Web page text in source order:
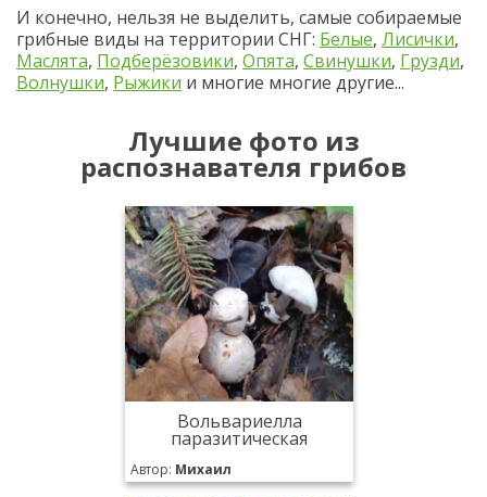
И конечно, нельзя не выделить, самые собираемые
грибные виды на территории СНГ: Белые, Лисички,
Маслята, Подберёзовики, Опята, Свинушки, Грузди,
Волнушки, Рыжики и многие многие другие...
Лучшие фото из
распознавателя грибов
Вольвариелла
паразитическая
Автор: Михаил